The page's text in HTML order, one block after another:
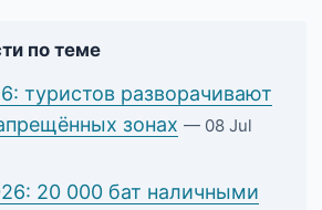
по теме
туристов разворачивают
зонах — 08 Jul
20 000 бат наличными